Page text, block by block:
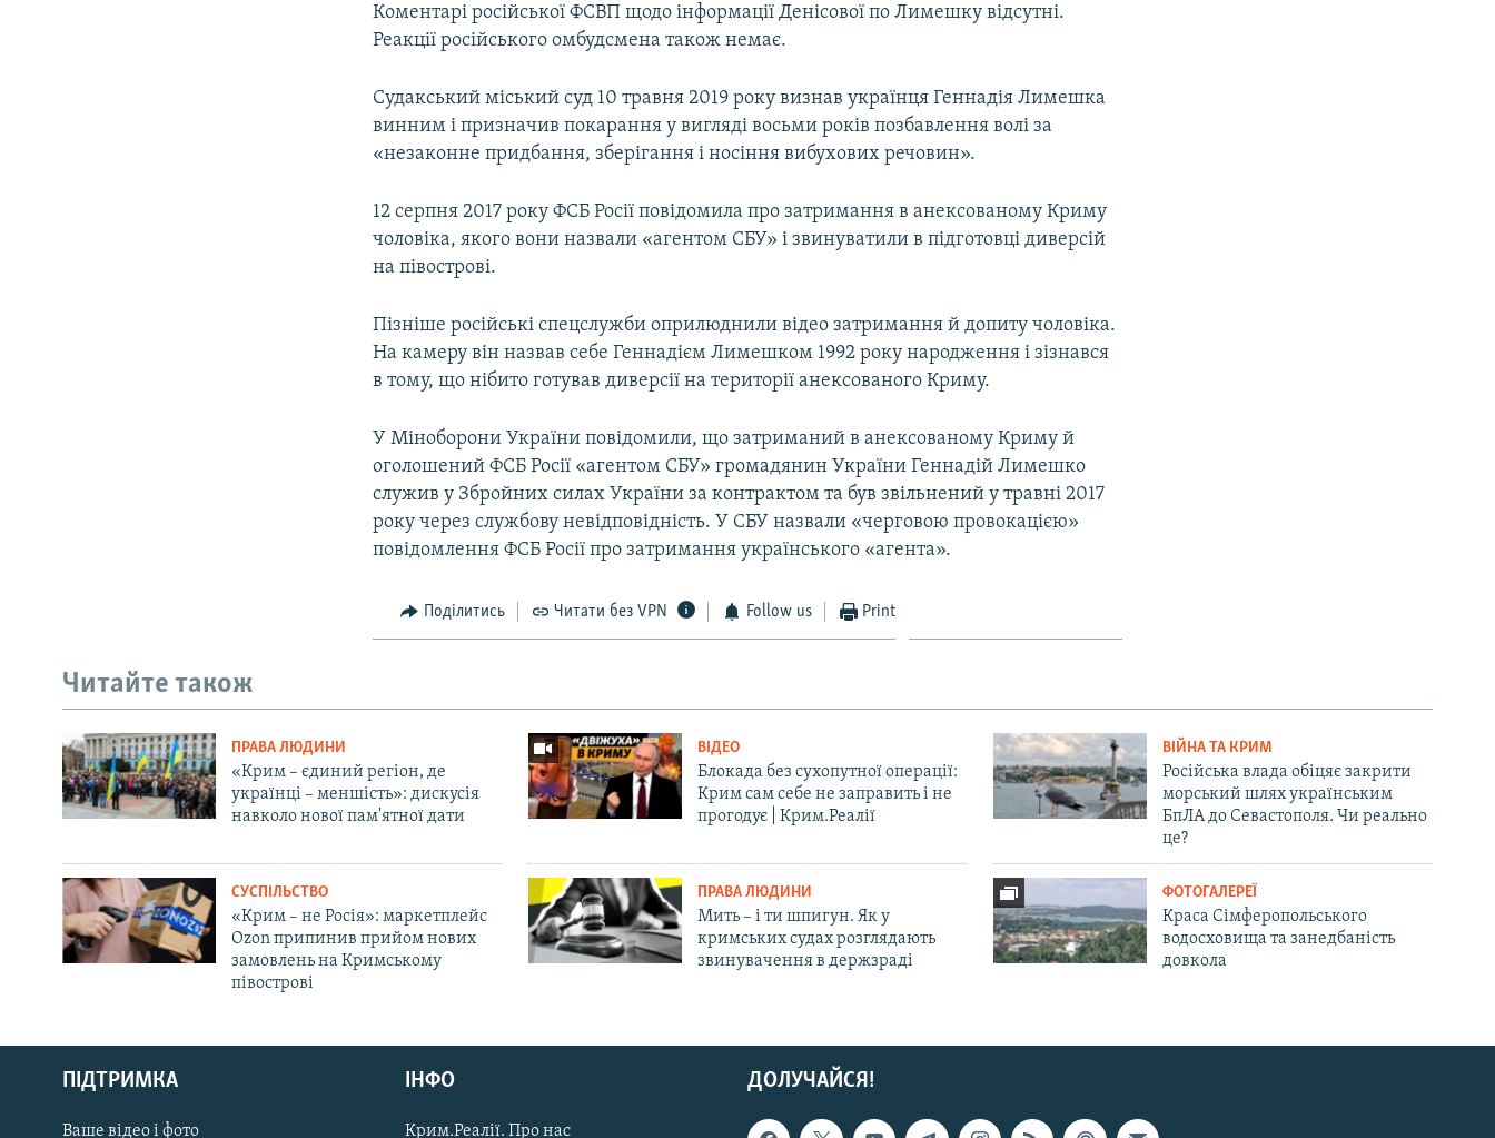
Русский
Qırımtatar
Коментарі російської ФСВП щодо інформації Денісової по Лимешку відсутні.
Реакції російського омбудсмена також немає.
Судакський міський суд 10 травня 2019 року визнав українця Геннадія Лимешка
винним і призначив покарання у вигляді восьми років позбавлення волі за
«незаконне придбання, зберігання і носіння вибухових речовин».
12 серпня 2017 року ФСБ Росії повідомила про затримання в анексованому Криму
чоловіка, якого вони назвали «агентом СБУ» і звинуватили в підготовці диверсій
на півострові.
Пізніше російські спецслужби оприлюднили відео затримання й допиту чоловіка.
На камеру він назвав себе Геннадієм Лимешком 1992 року народження і зізнався
в тому, що нібито готував диверсії на території анексованого Криму.
У Міноборони України повідомили, що затриманий в анексованому Криму й
оголошений ФСБ Росії «агентом СБУ» громадянин України Геннадій Лимешко
служив у Збройних силах України за контрактом та був звільнений у травні 2017
року через службову невідповідність. У СБУ назвали «черговою провокацією»
повідомлення ФСБ Росії про затримання українського «агента».
Поділитись Читати без VPN Follow us Print
Читайте також
ПРАВА ЛЮДИНИ
«Крим – єдиний регіон, де
українці – меншість»: дискусія
навколо нової пам'ятної дати
ВІДЕО
Блокада без сухопутної операції:
Крим сам себе не заправить і не
прогодує | Крим.Реалії
ВІЙНА ТА КРИМ
Російська влада обіцяє закрити
морський шлях українським
БпЛА до Севастополя. Чи реально
це?
СУСПІЛЬСТВО
«Крим – не Росія»: маркетплейс
Ozon припинив прийом нових
замовлень на Кримському
півострові
ПРАВА ЛЮДИНИ
Мить – і ти шпигун. Як у
кримських судах розглядають
звинувачення в держзраді
ФОТОГАЛЕРЕЇ
Краса Сімферопольського
водосховища та занедбаність
довкола
ДОЛУЧАЙСЯ!
ПІДТРИМКА
Ваше відео і фото
ІНФО
Крим.Реалії. Про нас